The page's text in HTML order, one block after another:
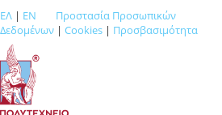
ΕΛ | EN
Προστασία Προσωπικών
Δεδομένων | Cookies | Προσβασιμότητα